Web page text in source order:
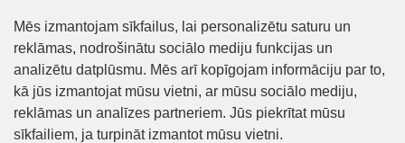
Informācija klientiem
Kontakti
Piegāde un apmaksa
Preču iegādes nosacījumi
Mēs izmantojam sīkfailus, lai personalizētu saturu un
reklāmas, nodrošinātu sociālo mediju funkcijas un
analizētu datplūsmu. Mēs arī kopīgojam informāciju par to,
kā jūs izmantojat mūsu vietni, ar mūsu sociālo mediju,
reklāmas un analīzes partneriem. Jūs piekrītat mūsu
sīkfailiem, ja turpināt izmantot mūsu vietni.